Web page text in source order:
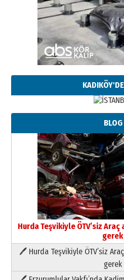
BLOG
Hurda Teşvikiyle ÖTV’siz
gerek
🖊 Hurda Teşvikiyle ÖTV’siz
gerek
Paranın Aile Kültüründeki Yeri